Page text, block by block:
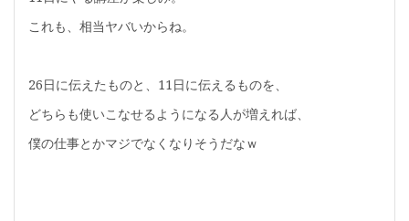
これも、相当ヤバいからね。
26日に伝えたものと、11日に伝えるものを、
どちらも使いこなせるようになる人が増えれば、
僕の仕事とかマジでなくなりそうだなｗ